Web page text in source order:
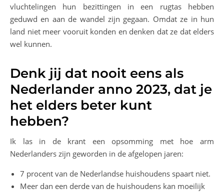
vluchtelingen hun bezittingen in een rugtas hebben
geduwd en aan de wandel zijn gegaan. Omdat ze in hun
land niet meer vooruit konden en denken dat ze dat elders
wel kunnen.
Denk jij dat nooit eens als
Nederlander anno 2023, dat je
het elders beter kunt
hebben?
Ik las in de krant een opsomming met hoe arm
Nederlanders zijn geworden in de afgelopen jaren:
7 procent van de Nederlandse huishoudens spaart niet.
Meer dan een derde van de huishoudens kan moeilijk